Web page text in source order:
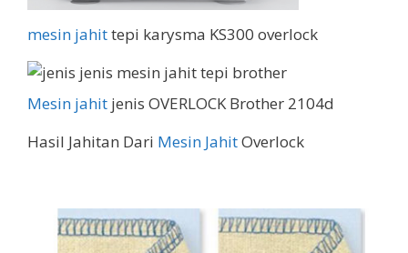
mesin jahittepi karysma KS300 overlock
Mesin jahit jenis OVERLOCK Brother 2104d
Hasil Jahitan Dari Mesin JahitOverlock